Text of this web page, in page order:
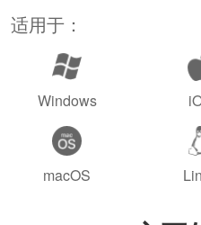
适用于：
Windows
macOS